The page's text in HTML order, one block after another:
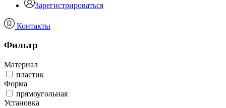
Зарегистрироваться
Контакты
Фильтр
Материал
пластик
Форма
прямоугольная
Установка